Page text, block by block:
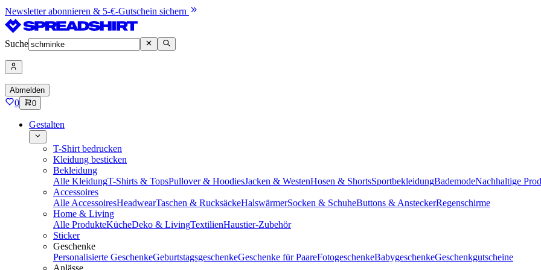
Newsletter abonnieren & 5-€-Gutschein sichern
Suche
Abmelden
0 0
Gestalten
T-Shirt bedrucken
Kleidung besticken
Bekleidung
Alle KleidungT-Shirts & TopsPullover & HoodiesJacken & WestenHosen & ShortsSportbekleidungBademodeNachhaltige
Accessoires
Alle AccessoiresHeadwearTaschen & RucksäckeHalswärmerSocken & SchuheButtons & AnsteckerRegenschirme
Home & Living
Alle ProdukteKücheDeko & LivingTextilienHaustier-Zubehör
Sticker
Geschenke
Personalisierte GeschenkeGeburtstagsgeschenkeGeschenke für PaareFotogeschenkeBabygeschenkeGeschenkgutscheine